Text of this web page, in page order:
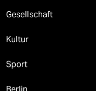
Gesellschaft
Kultur
Sport